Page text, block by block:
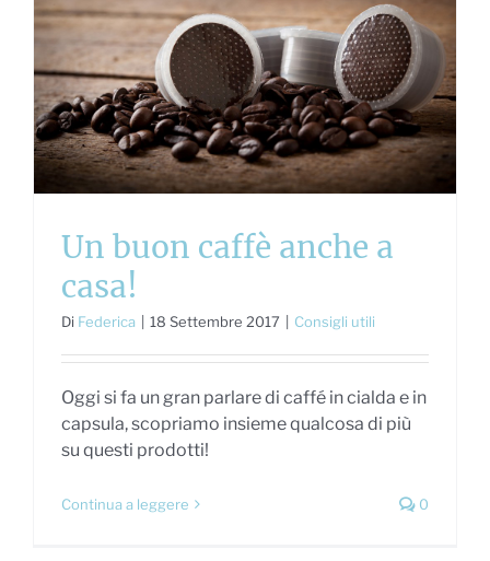
Un buon caffè anche a
casa!
Di Federica 18 Settembre 2017 Consigli utili
Oggi si fa un gran parlare di caffé in cialda e in
capsula, scopriamo insieme qualcosa di più
su questi prodotti!
Continua a leggere 0